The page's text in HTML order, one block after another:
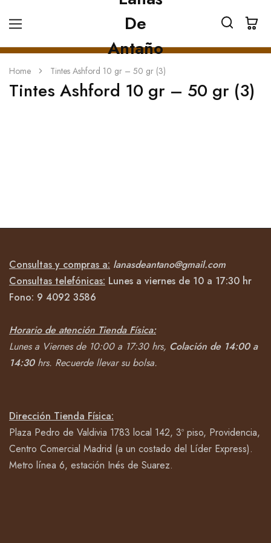
Home Tintes Ashford 10 gr – 50 gr (3)
Tintes Ashford 10 gr – 50 gr (3)
Consultas y compras a: lanasdeantano@gmail.com
Consultas telefónicas: Lunes a viernes de 10 a 17:30 hr
Fono: 9 4092 3586
Horario de atención Tienda Física:
Lunes a Viernes de 10:00 a 17:30 hrs, Colación de 14:00 a
14:30hrs. Recuerde llevar su bolsa.
Dirección Tienda Física:
Plaza Pedro de Valdivia 1783 local 142, 3º piso, Providencia,
Centro Comercial Madrid (a un costado del Líder Express).
Metro línea 6, estación Inés de Suarez.